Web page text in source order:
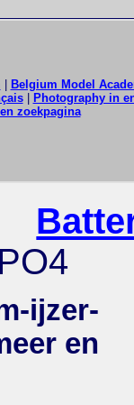
Belgium Model
|
Photography in
zoekpagina
ijzer-
en